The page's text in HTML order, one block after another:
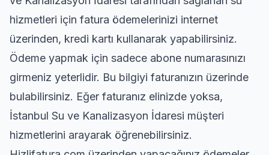
hizmetleri için fatura ödemelerinizi internet
üzerinden, kredi kartı kullanarak yapabilirsiniz.
Ödeme yapmak için sadece abone numarasınızı
girmeniz yeterlidir. Bu bilgiyi faturanızın üzerinde
bulabilirsiniz. Eğer faturanız elinizde yoksa,
İstanbul Su ve Kanalizasyon İdaresi müşteri
hizmetlerini arayarak öğrenebilirsiniz.